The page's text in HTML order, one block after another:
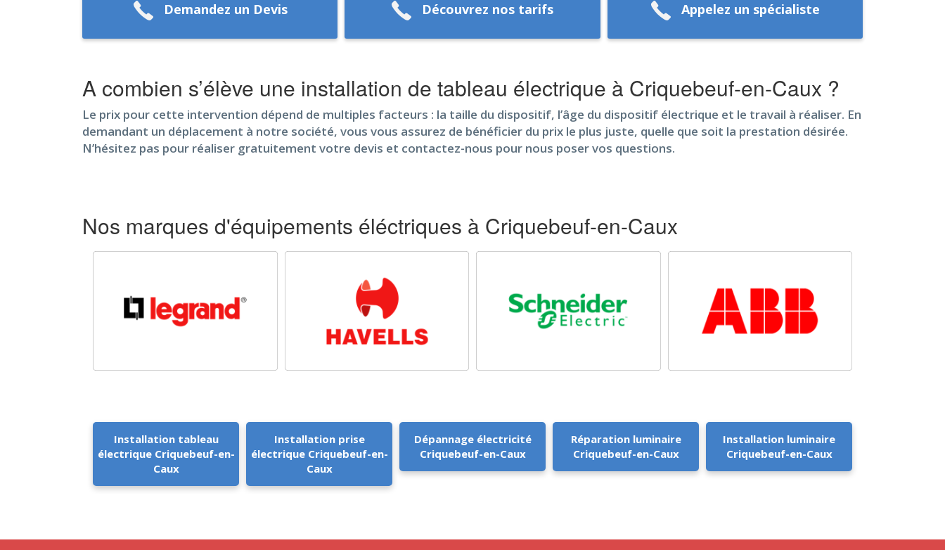
Demandez un Devis Découvrez nos tarifs Appelez un spécialiste
A combien s’élève une installation de tableau électrique à Criquebeuf-en-Caux ?
Le prix pour cette intervention dépend de multiples facteurs : la taille du dispositif, l’âge du dispositif électrique et le travail à réaliser. En
demandant un déplacement à notre société, vous vous assurez de bénéficier du prix le plus juste, quelle que soit la prestation désirée.
N’hésitez pas pour réaliser gratuitement votre devis et contactez-nous pour nous poser vos questions.
Nos marques d'équipements éléctriques à Criquebeuf-en-Caux
Installation tableau
électrique Criquebeuf-en-
Caux
Installation prise
électrique Criquebeuf-en-
Caux
Dépannage électricité
Criquebeuf-en-Caux
Réparation luminaire
Criquebeuf-en-Caux
Installation luminaire
Criquebeuf-en-Caux